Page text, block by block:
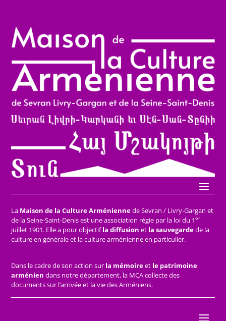
La Maison de la Culture Arméniennede Sevran / Livry-Gargan et
de la Seine-Saint-Denis est une association régie par la loi du 1er
juillet 1901. Elle a pour objectifla diffusion et la sauvegardede la
culture en générale et la culture arménienne en particulier.
Dans le cadre de son action sur la mémoireet le patrimoine
arménien dans notre département, la MCA collecte des
documents sur l’arrivée et la vie des Arméniens.